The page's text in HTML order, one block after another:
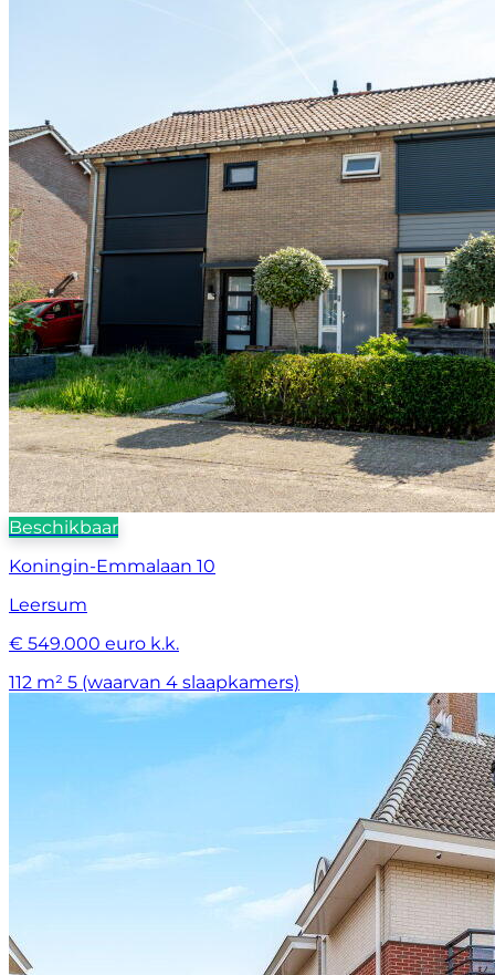
Beschikbaar
Koningin-Emmalaan 10
Leersum
€ 549.000 euro k.k.
112 m² 5 (waarvan 4 slaapkamers)